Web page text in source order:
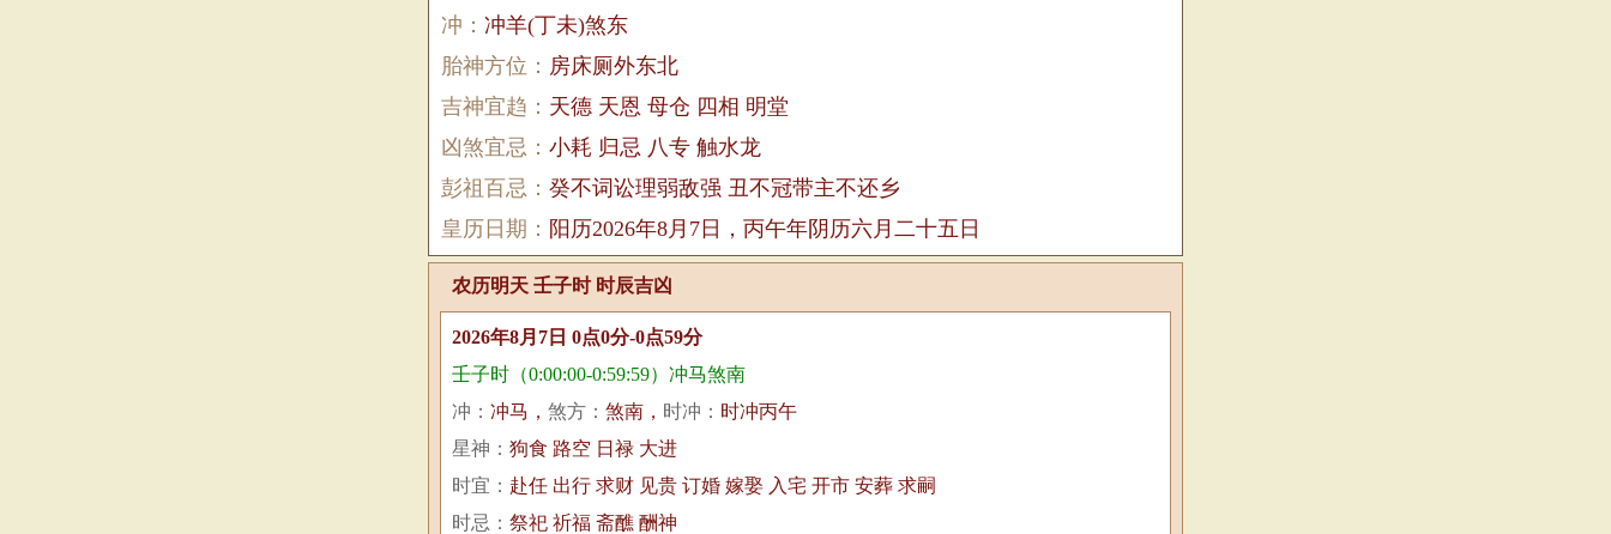
冲： 冲羊(丁未)煞东
胎神方位： 房床厕外东北
吉神宜趋： 天德 天恩 母仓 四相 明堂
凶煞宜忌： 小耗 归忌 八专 触水龙
彭祖百忌： 癸不词讼理弱敌强 丑不冠带主不还乡
皇历日期： 阳历2026年8月7日，丙午年阴历六月二十五日
农历明天 壬子时 时辰吉凶
2026年8月7日 0点0分-0点59分
壬子时（0:00:00-0:59:59）冲马煞南
冲： 冲马， 煞方： 煞南， 时冲： 时冲丙午
星神： 狗食 路空 日禄 大进
时宜： 赴任 出行 求财 见贵 订婚 嫁娶 入宅 开市 安葬 求嗣
时忌： 祭祀 祈福 斋醮 酬神